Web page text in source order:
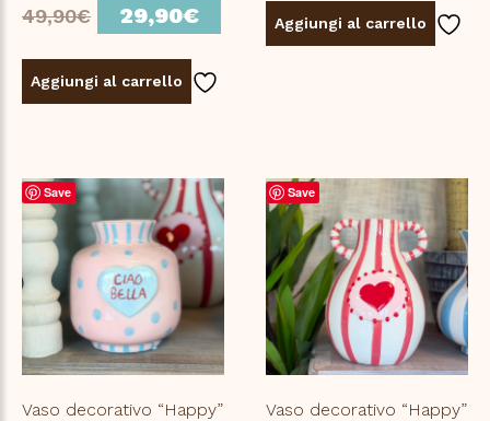
49,90€
prezzo
era:
29,90€
prezzo
Aggiungi al carrello
Aggiungi al carrello
Save
Vaso decorativo “Happy”
Save
Vaso decorativo “Happy”